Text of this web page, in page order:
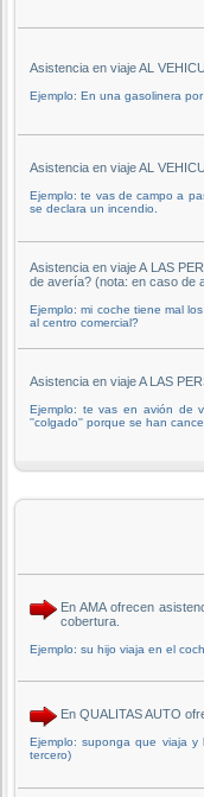
Asistencia en viaje AL
Ejemplo: En una gasolinera
Asistencia en viaje AL
Ejemplo: te vas de campo a
se declara un incendio.
Asistencia en viaje A LAS
de avería? (nota: en caso de
Ejemplo: mi coche tiene mal
al centro comercial?
Asistencia en viaje A LAS
Ejemplo: te vas en avión de
''colgado'' porque se han
En AMA ofrecen
cobertura.
Ejemplo: su hijo viaja en el
En QUALITAS AUTO
Ejemplo: suponga que viaja y
tercero)